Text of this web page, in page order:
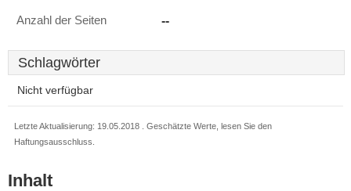
Anzahl der Seiten --
Schlagwörter
Nicht verfügbar
Letzte Aktualisierung: 19.05.2018 . Geschätzte Werte, lesen Sie den
Haftungsausschluss.
Inhalt